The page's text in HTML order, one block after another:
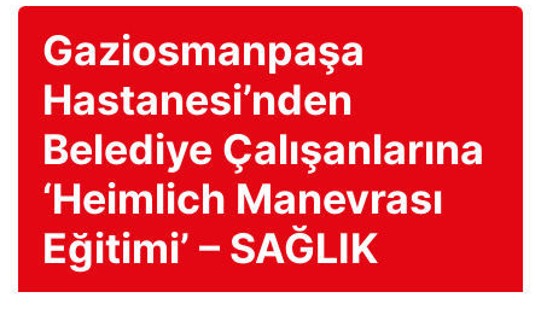
Gaziosmanpaşa
Hastanesi’nden
Belediye Çalışanlarına
‘Heimlich Manevrası
Eğitimi’ – SAĞLIK